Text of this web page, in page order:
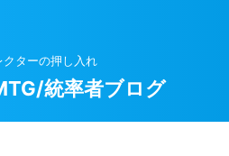
クターの押し入れ
統率者ブログ